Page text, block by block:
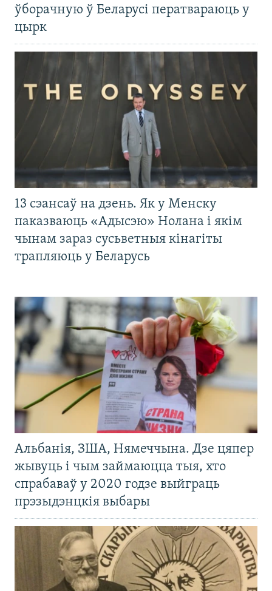
ўборачную ў Беларусі ператвараюць у
цырк
13 сэансаў на дзень. Як у Менску
паказваюць «Адысэю» Нолана і якім
чынам зараз сусьветныя кінагіты
трапляюць у Беларусь
Альбанія, ЗША, Нямеччына. Дзе цяпер
жывуць і чым займаюцца тыя, хто
спрабаваў у 2020 годзе выйграць
прэзыдэнцкія выбары